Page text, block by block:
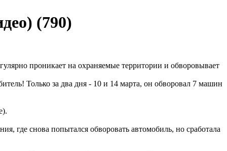
(790)
проникает на охраняемые территории и обворовывает
Только за два дня - 10 и 14 марта, он обворовал 7 машин
где снова попытался обворовать автомобиль, но сработала